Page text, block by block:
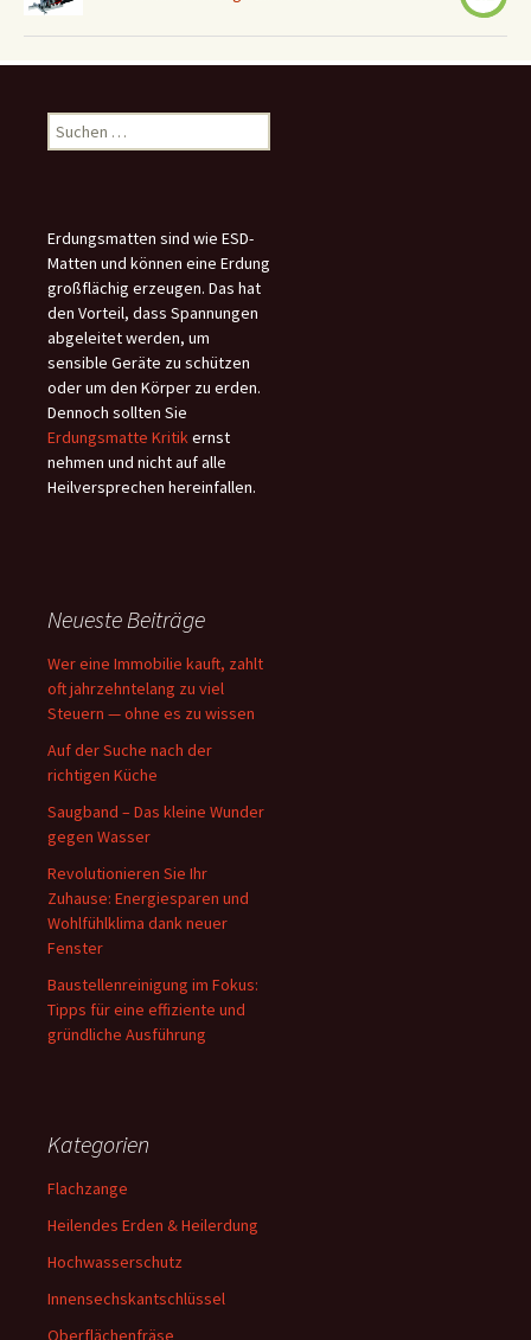
Suchen
nach:
Erdungsmatten sind wie ESD-
Matten und können eine Erdung
großflächig erzeugen. Das hat
den Vorteil, dass Spannungen
abgeleitet werden, um
sensible Geräte zu schützen
oder um den Körper zu erden.
Dennoch sollten Sie
Erdungsmatte Kritikernst
nehmen und nicht auf alle
Heilversprechen hereinfallen.
Neueste Beiträge
Wer eine Immobilie kauft, zahlt
oft jahrzehntelang zu viel
Steuern — ohne es zu wissen
Auf der Suche nach der
richtigen Küche
Saugband – Das kleine Wunder
gegen Wasser
Revolutionieren Sie Ihr
Zuhause: Energiesparen und
Wohlfühlklima dank neuer
Fenster
Baustellenreinigung im Fokus:
Tipps für eine effiziente und
gründliche Ausführung
Kategorien
Flachzange
Heilendes Erden & Heilerdung
Hochwasserschutz
Innensechskantschlüssel
Oberflächenfräse